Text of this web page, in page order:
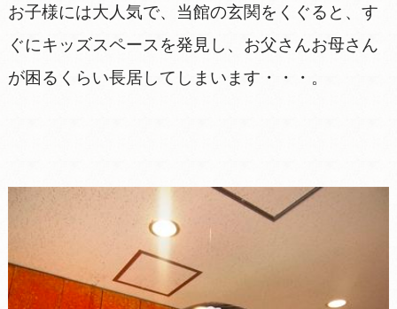
お子様には大人気で、当館の玄関をくぐると、す
ぐにキッズスペースを発見し、お父さんお母さん
が困るくらい長居してしまいます・・・。